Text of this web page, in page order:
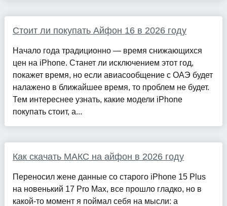
Стоит ли покупать Айфон 16 в 2026 году
Начало года традиционно — время снижающихся
цен на iPhone. Станет ли исключением этот год,
покажет время, но если авиасообщение с ОАЭ будет
налажено в ближайшее время, то проблем не будет.
Тем интереснее узнать, какие модели iPhone
покупать стоит, а...
Как скачать МАКС на айфон в 2026 году
Переносил жене данные со старого iPhone 15 Plus
на новенький 17 Pro Max, все прошло гладко, но в
какой-то момент я поймал себя на мысли: а